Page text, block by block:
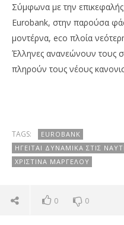
Σύμφωνα με την
Eurobank, στην παρούσα
μοντέρνα, eco πλοία
Έλληνες ανανεώνουν τους
πληρούν τους νέους
TAGS:
EUROBANK
ΗΓΕΊΤΑΙ ΔΥΝΑΜΙΚΆ ΣΤΙΣ
ΧΡΙΣΤΊΝΑ ΜΑΡΓΈΛΟΥ
0 0